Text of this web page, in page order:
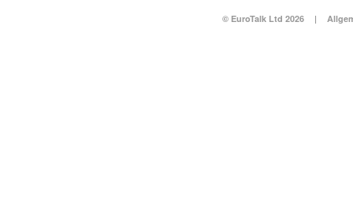
© EuroTalk Ltd 2026 |